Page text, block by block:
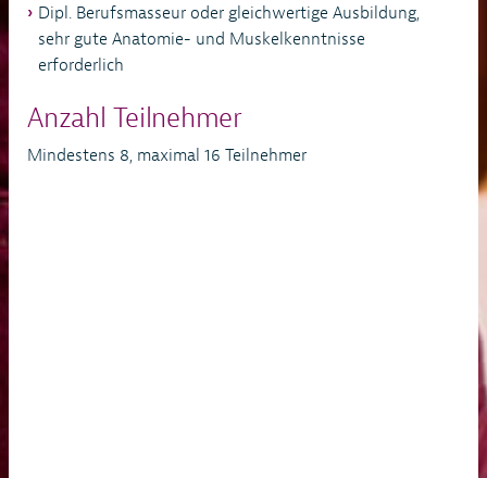
Dipl. Berufsmasseur oder gleichwertige Ausbildung,
sehr gute Anatomie- und Muskelkenntnisse
erforderlich
Anzahl Teilnehmer
Mindestens 8, maximal 16 Teilnehmer